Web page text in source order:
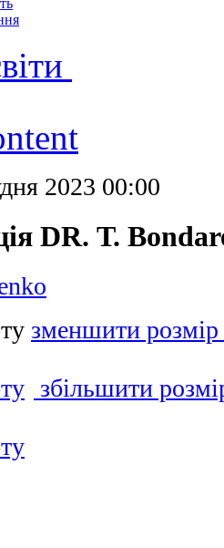
2023 00:00
DR. Т.
зменшити
збільшити